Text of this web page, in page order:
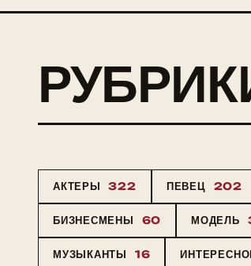
АКТЕРЫ 322 ПЕВЕЦ 202
БИЗНЕСМЕНЫ 60 МОДЕЛЬ
МУЗЫКАНТЫ 16